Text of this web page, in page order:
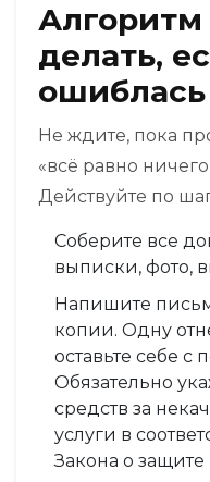
Алгоритм
делать,
ошиблась
Не ждите, пока
«всё равно
Действуйте по
Соберите все
выписки, фото,
Напишите
копии. Одну
оставьте себе
Обязательно
средств за
услуги в
Закона о защите